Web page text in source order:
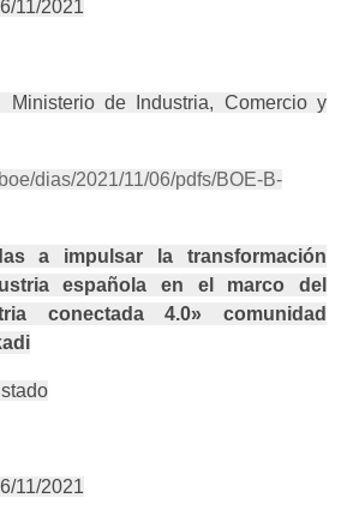
11/2021
de Industria, Comercio y
dias/2021/11/06/pdfs/BOE-B-
a impulsar la transformación
española en el marco del
conectada 4.0» comunidad
11/2021